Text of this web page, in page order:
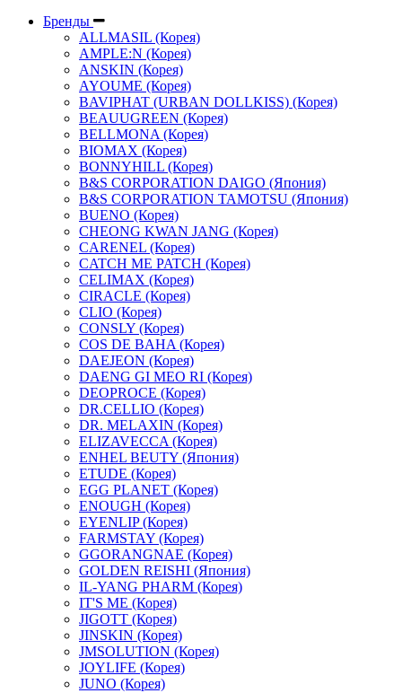
Бренды
ALLMASIL (Корея)
AMPLE:N (Корея)
ANSKIN (Корея)
AYOUME (Корея)
BAVIPHAT (URBAN DOLLKISS) (Корея)
BEAUUGREEN (Корея)
BELLMONA (Корея)
BIOMAX (Корея)
BONNYHILL (Корея)
B&S CORPORATION DAIGO (Япония)
B&S CORPORATION TAMOTSU (Япония)
BUENO (Корея)
CHEONG KWAN JANG (Корея)
CARENEL (Корея)
CATCH ME PATCH (Корея)
CELIMAX (Корея)
CIRACLE (Корея)
CLIO (Корея)
CONSLY (Корея)
COS DE BAHA (Корея)
DAEJEON (Корея)
DAENG GI MEO RI (Корея)
DEOPROCE (Корея)
DR.CELLIO (Корея)
DR. MELAXIN (Корея)
ELIZAVECCA (Корея)
ENHEL BEUTY (Япония)
ETUDE (Корея)
EGG PLANET (Корея)
ENOUGH (Корея)
EYENLIP (Корея)
FARMSTAY (Корея)
GGORANGNAE (Корея)
GOLDEN REISHI (Япония)
IL-YANG PHARM (Корея)
IT'S ME (Корея)
JIGOTT (Корея)
JINSKIN (Корея)
JMSOLUTION (Корея)
JOYLIFE (Корея)
JUNO (Корея)